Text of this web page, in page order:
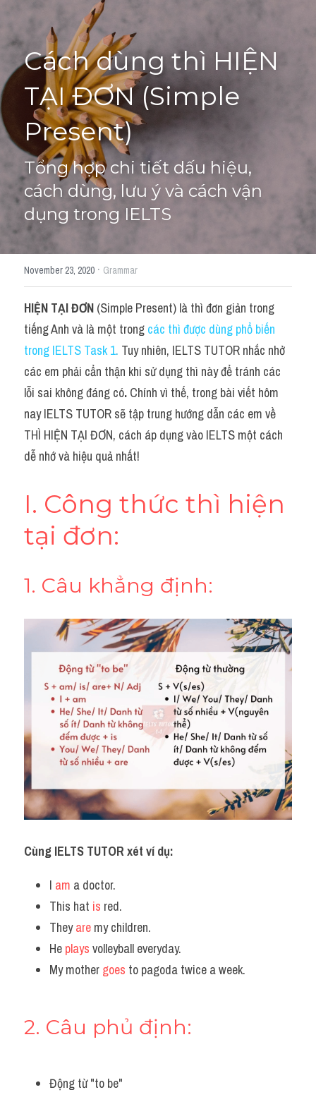
Giải đề thi từng câu
Lời khuyên
Giải đề thi
Academic words
Phrase
Phrasal Verb
Idioms đồng nghĩa
Idioms trái nghĩa
Antonym
Idiom
Grammar
Collocation
Word form
Cách dùng từ
Đề thi thật Task 2
Speaking
Writing
Vocabulary
HỌC THỬ
Cách dùng thì HIỆN
TẠI ĐƠN (Simple
Present)
Tổng hợp chi tiết dấu hiệu,
cách dùng, lưu ý và cách vận
dụng trong IELTS
November 23, 2020 · Grammar
HIỆN TẠI ĐƠN (Simple Present) là thì đơn giản trong
tiếng Anh và là một trong các thì được dùng phổ biến
trong IELTS Task 1. Tuy nhiên, IELTS TUTOR nhắc nhở
các em phải cẩn thận khi sử dụng thì này để tránh các
lỗi sai không đáng có. Chính vì thế, trong bài viết hôm
nay IELTS TUTOR sẽ tập trung hướng dẫn các em về
THÌ HIỆN TẠI ĐƠN, cách áp dụng vào IELTS một cách
dễ nhớ và hiệu quả nhất!
I. Công thức thì hiện
tại đơn:
1. Câu khẳng định:
Cùng IELTS TUTOR xét ví dụ:
I am a doctor.
This hat is red.
They are my children.
He plays volleyball everyday.
My mother goes to pagoda twice a week.
2. Câu phủ định:
Động từ "to be"